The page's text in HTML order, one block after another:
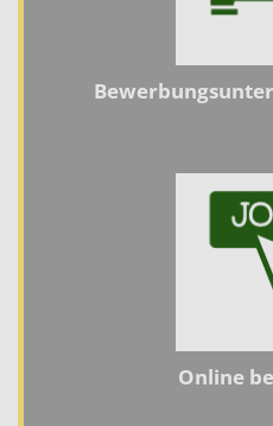
Online